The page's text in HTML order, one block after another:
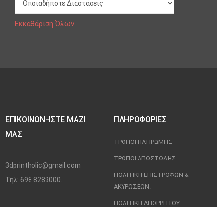
Εκκαθάριση Όλων
ΕΠΙΚΟΙΝΩΝΉΣΤΕ ΜΑΖΊ
ΜΑΣ
3dprintholic@gmail.com
Τηλ: 698 8289000.
ΠΛΗΡΟΦΟΡΊΕΣ
ΤΡΌΠΟΙ ΠΛΗΡΩΜΉΣ
ΤΡΌΠΟΙ ΑΠΟΣΤΟΛΉΣ
ΠΟΛΙΤΙΚΉ ΕΠΙΣΤΡΟΦΏΝ &
ΑΚΥΡΏΣΕΩΝ.
ΠΟΛΙΤΙΚΉ ΑΠΟΡΡΉΤΟΥ